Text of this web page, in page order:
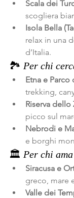
Scala dei
scogliera
Isola Bella
relax in una
d’Italia.
🏞️ Per chi
Etna e Parco
trekking,
Riserva dello
picco sul
Nebrodi e
e borghi
🏛️ Per chi
Siracusa e
greco, mare
Valle dei